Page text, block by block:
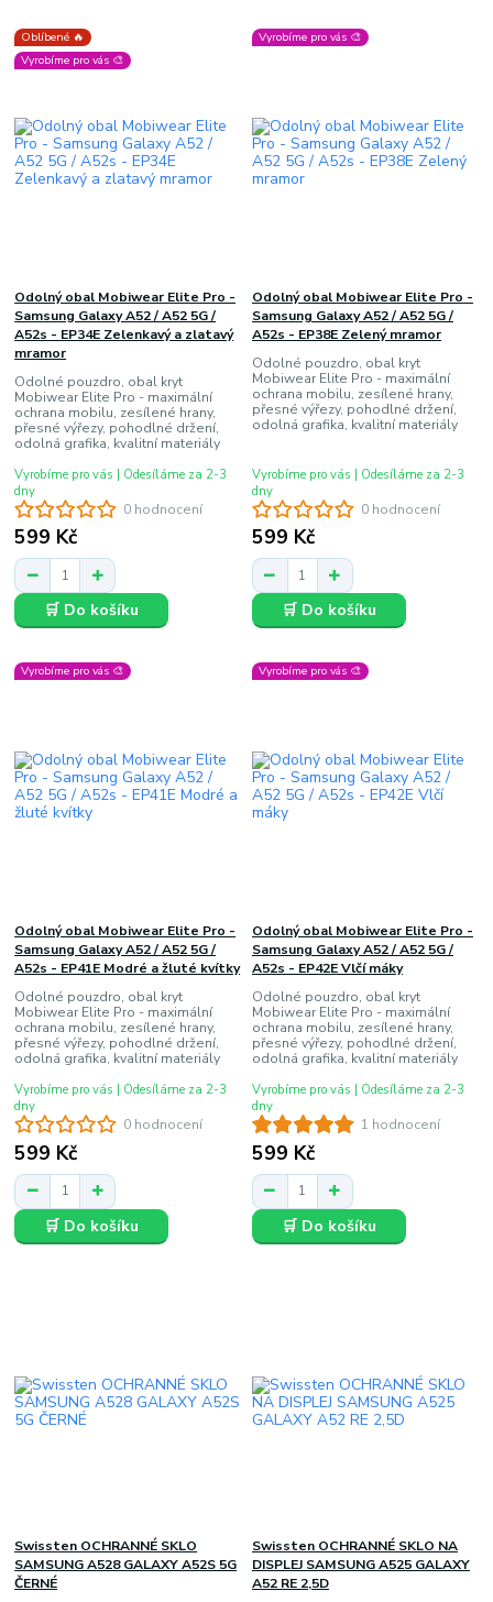
Oblíbené 🔥
Vyrobíme pro vás 🎨
0 hodnocení
Odolný obal Mobiwear Elite Pro -
Samsung Galaxy A52 / A52 5G /
A52s - EP34E Zelenkavý a zlatavý
mramor
Odolné pouzdro, obal kryt
Mobiwear Elite Pro - maximální
ochrana mobilu, zesílené hrany,
přesné výřezy, pohodlné držení,
odolná grafika, kvalitní materiály
599 Kč
Vyrobíme pro vás | Odesíláme za 2-3
dny
🛒 Do košíku
Vyrobíme pro vás 🎨
0 hodnocení
Odolný obal Mobiwear Elite Pro -
Samsung Galaxy A52 / A52 5G /
A52s - EP38E Zelený mramor
Odolné pouzdro, obal kryt
Mobiwear Elite Pro - maximální
ochrana mobilu, zesílené hrany,
přesné výřezy, pohodlné držení,
odolná grafika, kvalitní materiály
599 Kč
Vyrobíme pro vás | Odesíláme za 2-3
dny
🛒 Do košíku
Vyrobíme pro vás 🎨
0 hodnocení
Odolný obal Mobiwear Elite Pro -
Samsung Galaxy A52 / A52 5G /
A52s - EP41E Modré a žluté kvítky
Odolné pouzdro, obal kryt
Mobiwear Elite Pro - maximální
ochrana mobilu, zesílené hrany,
přesné výřezy, pohodlné držení,
odolná grafika, kvalitní materiály
599 Kč
Vyrobíme pro vás | Odesíláme za 2-3
dny
🛒 Do košíku
Vyrobíme pro vás 🎨
1 hodnocení
Odolný obal Mobiwear Elite Pro -
Samsung Galaxy A52 / A52 5G /
A52s - EP42E Vlčí máky
Odolné pouzdro, obal kryt
Mobiwear Elite Pro - maximální
ochrana mobilu, zesílené hrany,
přesné výřezy, pohodlné držení,
odolná grafika, kvalitní materiály
599 Kč
Vyrobíme pro vás | Odesíláme za 2-3
dny
🛒 Do košíku
Swissten OCHRANNÉ SKLO
SAMSUNG A528 GALAXY A52S 5G
ČERNÉ
Swissten OCHRANNÉ SKLO NA
DISPLEJ SAMSUNG A525 GALAXY
A52 RE 2,5D